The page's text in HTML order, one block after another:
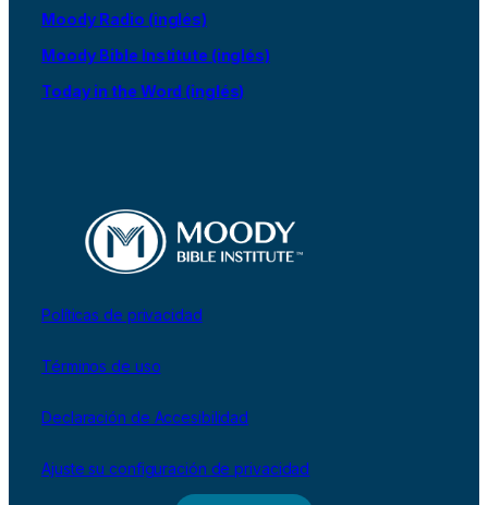
Moody Radio (inglés)
Moody Bible Institute (inglés)
Today in the Word (inglés)
Políticas de privacidad
Términos de uso
Declaración de Accesibilidad
Ajuste su configuración de privacidad